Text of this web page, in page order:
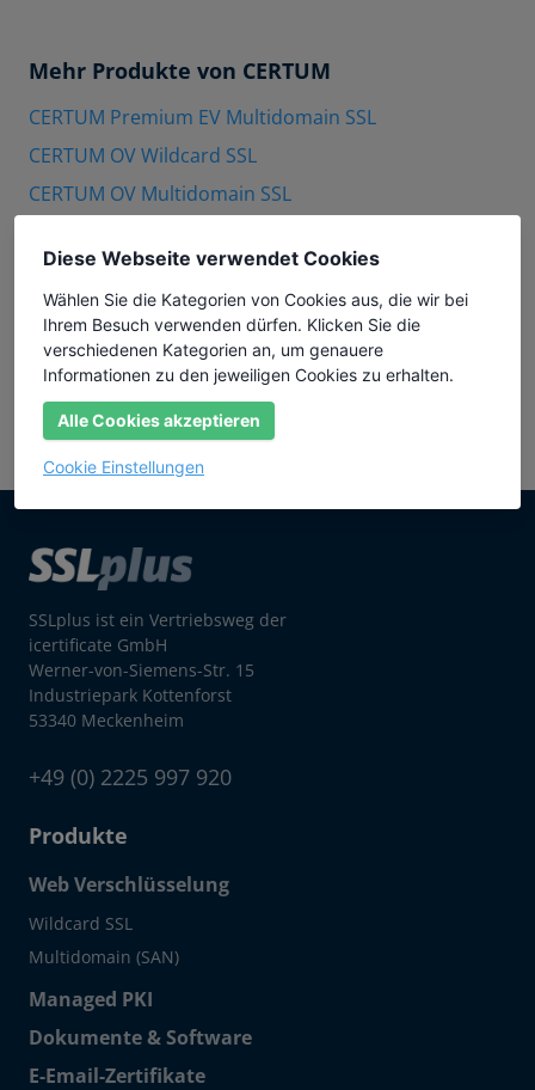
Mehr Produkte von CERTUM
CERTUM Premium EV Multidomain SSL
CERTUM OV Wildcard SSL
CERTUM OV Multidomain SSL
CERTUM OV SSL
CERTUM DV Wildcard SSL
CERTUM DV Multidomain SSL
CERTUM DV SSL
SSLplus ist ein Vertriebsweg der
icertificate GmbH
Werner-von-Siemens-Str. 15
Industriepark Kottenforst
53340 Meckenheim
+49 (0) 2225 997 920
Produkte
Web Verschlüsselung
Wildcard SSL
Multidomain (SAN)
Managed PKI
Dokumente & Software
E-Email-Zertifikate
Diese Webseite verwendet Cookies
Wählen Sie die Kategorien von Cookies aus, die wir bei
Ihrem Besuch verwenden dürfen. Klicken Sie die
verschiedenen Kategorien an, um genauere
Informationen zu den jeweiligen Cookies zu erhalten.
Alle Cookies akzeptieren
Cookie Einstellungen